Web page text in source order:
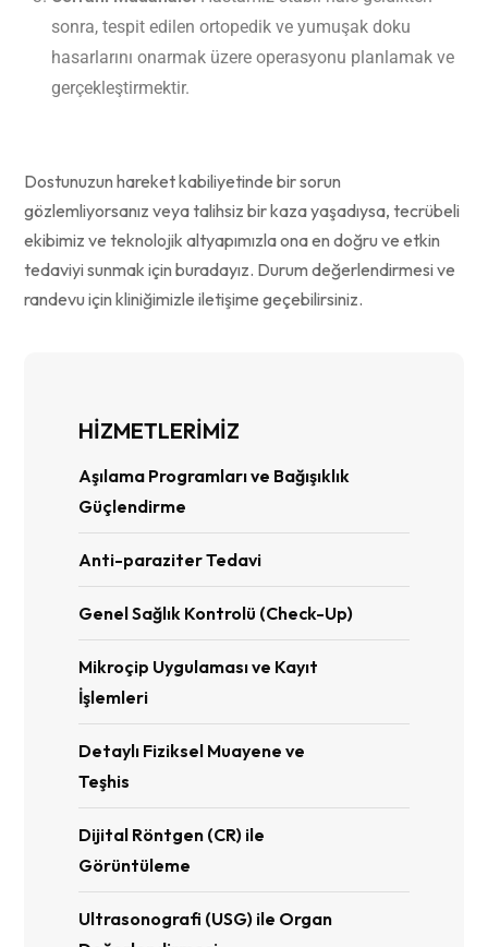
sonra, tespit edilen ortopedik ve yumuşak doku
hasarlarını onarmak üzere operasyonu planlamak ve
gerçekleştirmektir.
Dostunuzun hareket kabiliyetinde bir sorun
gözlemliyorsanız veya talihsiz bir kaza yaşadıysa, tecrübeli
ekibimiz ve teknolojik altyapımızla ona en doğru ve etkin
tedaviyi sunmak için buradayız. Durum değerlendirmesi ve
randevu için kliniğimizle iletişime geçebilirsiniz.
HİZMETLERİMİZ
Aşılama Programları ve Bağışıklık
Güçlendirme
Anti-paraziter Tedavi
Genel Sağlık Kontrolü (Check-Up)
Mikroçip Uygulaması ve Kayıt
İşlemleri
Detaylı Fiziksel Muayene ve
Teşhis
Dijital Röntgen (CR) ile
Görüntüleme
Ultrasonografi (USG) ile Organ